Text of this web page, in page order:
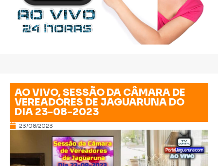
AO VIVO, SESSÃO DA CÂMARA DE
VEREADORES DE JAGUARUNA DO
DIA 23-08-2023
23/08/2023